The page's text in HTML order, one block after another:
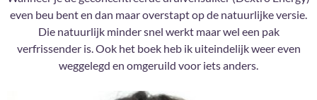
even beu bent en dan maar overstapt op de natuurlijke versie.
Die natuurlijk minder snel werkt maar wel een pak
verfrissender is. Ook het boek heb ik uiteindelijk weer even
weggelegd en omgeruild voor iets anders.